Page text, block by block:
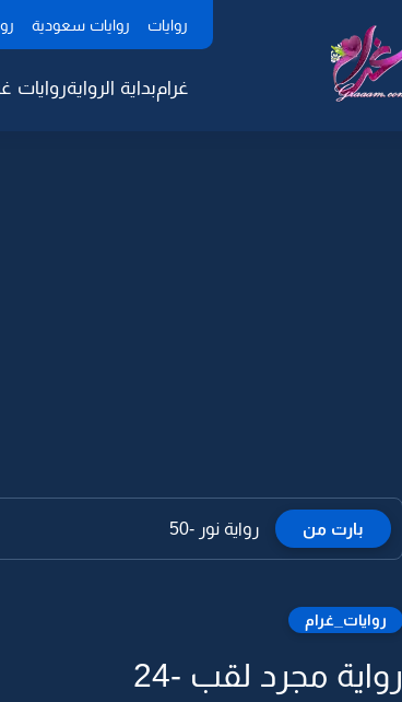
روايات روايات سعودية
غرامبداية الروايةروايات
بارت من رواية نور -50
روايات_غرام
رواية مجرد لقب -24